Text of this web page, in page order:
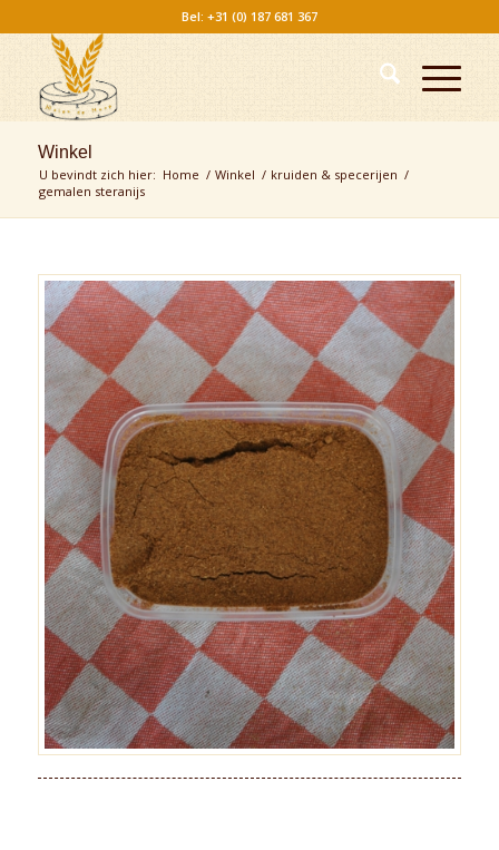
Bel: +31 (0) 187 681 367
Winkel
U bevindt zich hier: Home / Winkel / kruiden & specerijen /
gemalen steranijs